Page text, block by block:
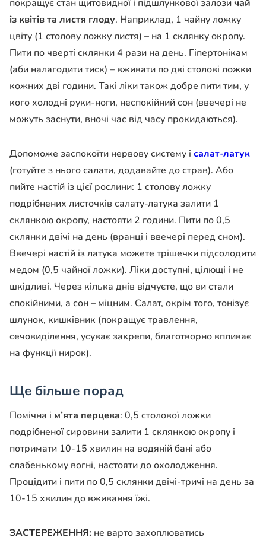
покращує стан щитовидної і підшлункової залозичай
із квітів та листя глоду. Наприклад, 1 чайну ложку
цвіту (1 столову ложку листя) – на 1 склянку окропу.
Пити по чверті склянки 4 рази на день. Гіпертонікам
(аби налагодити тиск) – вживати по дві столові ложки
кожних дві години. Такі ліки також добре пити тим, у
кого холодні руки-ноги, неспокійний сон (ввечері не
можуть заснути, вночі час від часу прокидаються).
Допоможе заспокоїти нервову систему і салат-латук
(готуйте з нього салати, додавайте до страв). Або
пийте настій із цієї рослини: 1 столову ложку
подрібнених листочків салату-латука залити 1
склянкою окропу, настояти 2 години. Пити по 0,5
склянки двічі на день (вранці і ввечері перед сном).
Ввечері настій із латука можете трішечки підсолодити
медом (0,5 чайної ложки). Ліки доступні, цілющі і не
шкідливі. Через кілька днів відчуєте, що ви стали
спокійними, а сон – міцним. Салат, окрім того, тонізує
шлунок, кишківник (покращує травлення,
сечовиділення, усуває закрепи, благотворно впливає
на функції нирок).
Ще більше порад
Помічна і м’ята перцева: 0,5 столової ложки
подрібненої сировини залити 1 склянкою окропу і
потримати 10-15 хвилин на водяній бані або
слабенькому вогні, настояти до охолодження.
Процідити і пити по 0,5 склянки двічі-тричі на день за
10-15 хвилин до вживання їжі.
ЗАСТЕРЕЖЕННЯ: не варто захоплюватись